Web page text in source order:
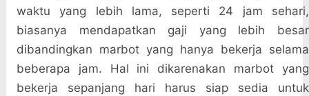
waktu yang lebih lama, seperti 24 jam sehari,
biasanya mendapatkan gaji yang lebih besar
dibandingkan marbot yang hanya bekerja selama
beberapa jam. Hal ini dikarenakan marbot yang
bekerja sepanjang hari harus siap sedia untuk